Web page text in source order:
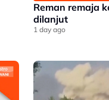
Reman remaja
dilanjut
1 day ago